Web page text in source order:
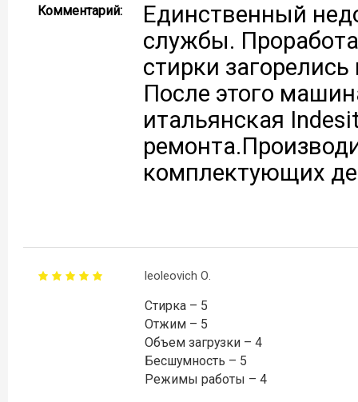
Комментарий:
Единственный
службы.
стирки
После этого
итальянская
комплектующих
leoleovich О.
Стирка – 5
Отжим – 5
Объем загрузки – 4
Бесшумность – 5
Режимы работы – 4